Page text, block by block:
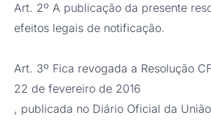
Art. 2º A publicação da presente
efeitos legais de notificação.
Art. 3º Fica revogada a Resolução
22 de fevereiro de 2016
, publicada no Diário Oficial da